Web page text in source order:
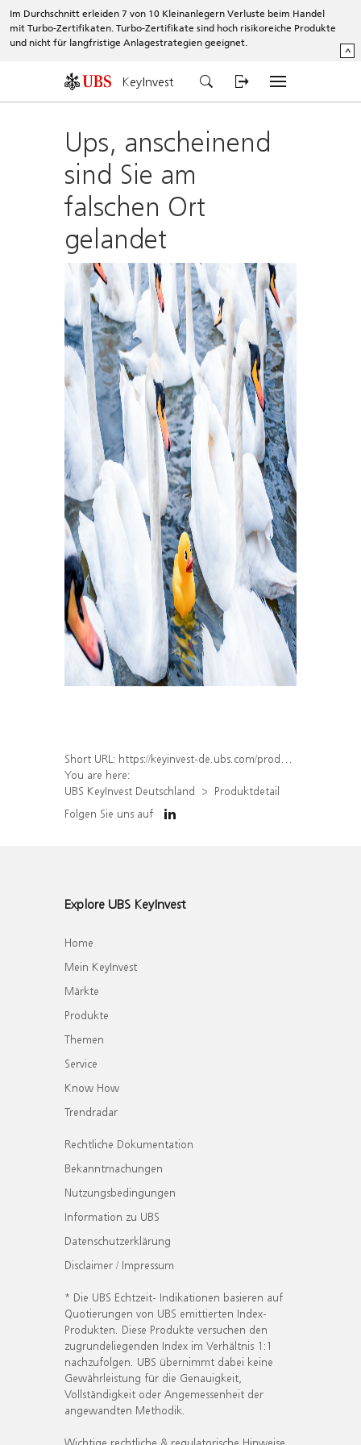
Im Durchschnitt erleiden 7 von 10 Kleinanlegern Verluste beim Handel
mit Turbo-Zertifikaten. Turbo-Zertifikate sind hoch risikoreiche Produkte
und nicht für langfristige Anlagestrategien geeignet.
^
KeyInvest
Ups, anscheinend
sind Sie am
falschen Ort
gelandet
Short URL: https://keyinvest-de.ubs.com/produkt/detail/index/isin/DE000WA4FGN2
You are here:
UBS KeyInvest Deutschland
Produktdetail
Folgen Sie uns auf
Explore UBS KeyInvest
Home
Mein KeyInvest
Märkte
Produkte
Themen
Service
Know How
Trendradar
Rechtliche Dokumentation
Bekanntmachungen
Nutzungsbedingungen
Information zu UBS
Datenschutzerklärung
Disclaimer / Impressum
* Die UBS Echtzeit- Indikationen basieren auf
Quotierungen von UBS emittierten Index-
Produkten. Diese Produkte versuchen den
zugrundeliegenden Index im Verhältnis 1:1
nachzufolgen. UBS übernimmt dabei keine
Gewährleistung für die Genauigkeit,
Vollständigkeit oder Angemessenheit der
angewandten Methodik.